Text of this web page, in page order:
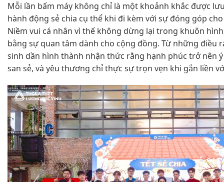
Mỗi lần bấm máy không chỉ là một khoảnh khắc được
hành động sẻ chia cụ thể khi đi kèm với sự đóng góp
Niềm vui cá nhân vì thế không dừng lại trong khuôn
bằng sự quan tâm dành cho cộng đồng. Từ những điều
sinh dần hình thành nhận thức rằng hạnh phúc trở nên
san sẻ, và yêu thương chỉ thực sự trọn vẹn khi gắn liền